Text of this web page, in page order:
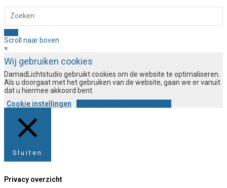
Scroll naar boven
×
Wij gebruiken cookies
DamadLichtstudio gebruikt cookies om de website te optimaliseren.
Als u doorgaat met het gebruiken van de website, gaan we er vanuit
dat u hiermee akkoord bent.
Cookie instellingen
Sluiten
Privacy overzicht